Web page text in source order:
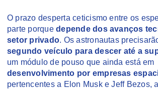
O prazo desperta ceticismo entre os
parte porquedepende dos avanços
setor privado. Os astronautas
segundo veículo para descer até a
um módulo de pouso que ainda está em
desenvolvimento por empresas
pertencentes a Elon Musk e Jeff Bezos,